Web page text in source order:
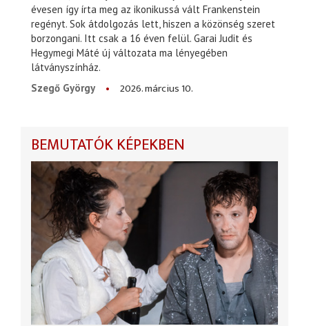
évesen így írta meg az ikonikussá vált Frankenstein
regényt. Sok átdolgozás lett, hiszen a közönség szeret
borzongani. Itt csak a 16 éven felül. Garai Judit és
Hegymegi Máté új változata ma lényegében
látványszínház.
Szegő György
2026. március 10.
BEMUTATÓK KÉPEKBEN